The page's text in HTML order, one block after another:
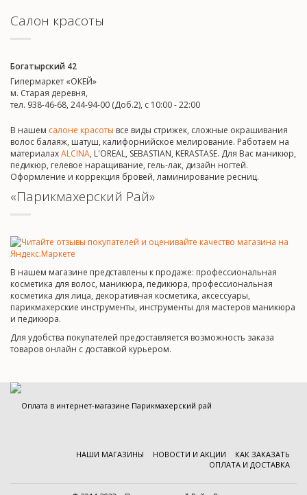
Салон красоты
Богатырский 42
Гипермаркет «ОКЕЙ»
м. Старая деревня,
тел. 938-46-68, 244-94-00 (Доб.2), c 10:00 - 22:00
В нашем салоне красоты все виды стрижек, сложные окрашивания
волос балаяж, шатуш, калифорнийское мелирование. Работаем на
материалахALCINA, L'OREAL, SEBASTIAN, KERASTASE. Для Вас маникюр,
педикюр, гелевое наращивание, гель-лак, дизайн ногтей.
Оформление и коррекция бровей, ламинирование ресниц.
«Парикмахерский Рай»
В нашем магазине представлены к продаже: профессиональная
косметика для волос, маникюра, педикюра, профессиональная
косметика для лица, декоративная косметика, аксессуары,
парикмахерские инструменты, инструменты для мастеров маникюра
и педикюра.
Для удобства покупателей предоставляется возможность заказа
товаров онлайн с доставкой курьером.
НАШИ МАГАЗИНЫ НОВОСТИ И АКЦИИ
КАК ЗАКАЗАТЬ
ОПЛАТА И ДОСТАВКА